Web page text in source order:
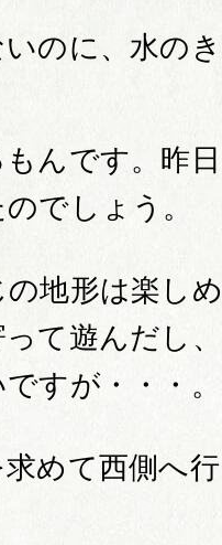
のに、水の
んです。昨
でしょう。
地形は楽し
て遊んだし
すが・・・。
めて西側へ